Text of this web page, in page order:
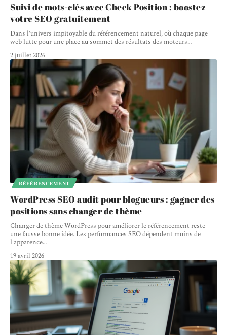
Suivi de mots-clés avec Check Position : boostez
votre SEO gratuitement
Dans l'univers impitoyable du référencement naturel, où chaque page
web lutte pour une place au sommet des résultats des moteurs…
2 juillet 2026
RÉFÉRENCEMENT
WordPress SEO audit pour blogueurs : gagner des
positions sans changer de thème
Changer de thème WordPress pour améliorer le référencement reste
une fausse bonne idée. Les performances SEO dépendent moins de
l'apparence…
19 avril 2026